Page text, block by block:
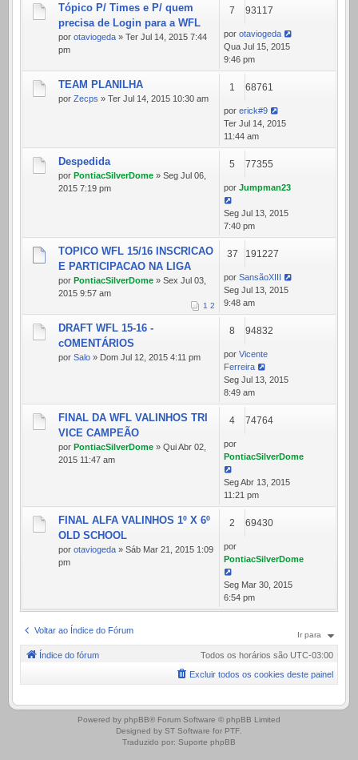
Tópico P/ Times e P/ quem
precisa de Login para a WFL
por otaviogeda » Ter Jul 14, 2015 7:44
pm
7 93117
por otaviogeda
Qua Jul 15, 2015
9:46 pm
TEAM PLANILHA
por Zecps » Ter Jul 14, 2015 10:30 am
1 68761
por erick#9
Ter Jul 14, 2015
11:44 am
Despedida
por PontiacSilverDome » Seg Jul 06,
2015 7:19 pm
5 77355
por Jumpman23
Seg Jul 13, 2015
7:40 pm
TOPICO WFL 15/16 INSCRICAO
E PARTICIPACAO NA LIGA
por PontiacSilverDome » Sex Jul 03,
2015 9:57 am
1 2
37 191227
por SansãoXIII
Seg Jul 13, 2015
9:48 am
DRAFT WFL 15-16 -
cOMENTÁRIOS
por Salo » Dom Jul 12, 2015 4:11 pm
8 94832
por Vicente
Ferreira
Seg Jul 13, 2015
8:49 am
FINAL DA WFL VALINHOS TRI
VICE CAMPEÃO
por PontiacSilverDome » Qui Abr 02,
2015 11:47 am
4 74764
por
PontiacSilverDome
Seg Abr 13, 2015
11:21 pm
FINAL ALFA VALINHOS 1º X 6º
OLD SCHOOL
por otaviogeda » Sáb Mar 21, 2015 1:09
pm
2 69430
por
PontiacSilverDome
Seg Mar 30, 2015
6:54 pm
Voltar ao Índice do Fórum Ir para
Índice do fórum Todos os horários são UTC-03:00
Excluir todos os cookies deste painel
.
Powered by phpBB® Forum Software © phpBB Limited
Designed by ST Software for PTF
Traduzido por: Suporte phpBB